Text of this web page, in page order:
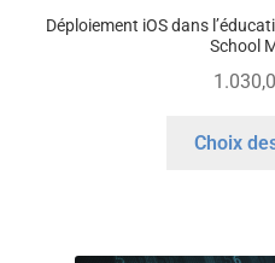
Déploiement iOS dans
School
Choix